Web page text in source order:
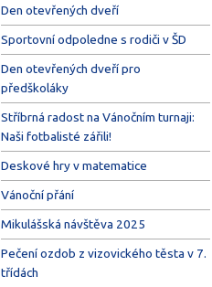
Den otevřených dveří
Sportovní odpoledne s rodiči v ŠD
Den otevřených dveří pro
předškoláky
Stříbrná radost na Vánočním turnaji:
Naši fotbalisté zářili!
Deskové hry v matematice
Vánoční přání
Mikulášská návštěva 2025
Pečení ozdob z vizovického těsta v 7.
třídách